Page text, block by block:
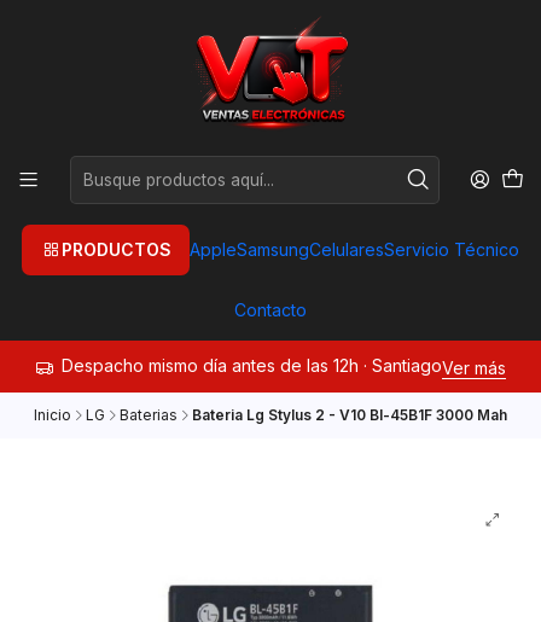
PRODUCTOS AppleSamsungCelularesServicio Técnico
Contacto
Despacho mismo día antes de las 12h · SantiagoVer más
Inicio LG Baterias Bateria Lg Stylus 2 - V10 Bl-45B1F 3000 Mah